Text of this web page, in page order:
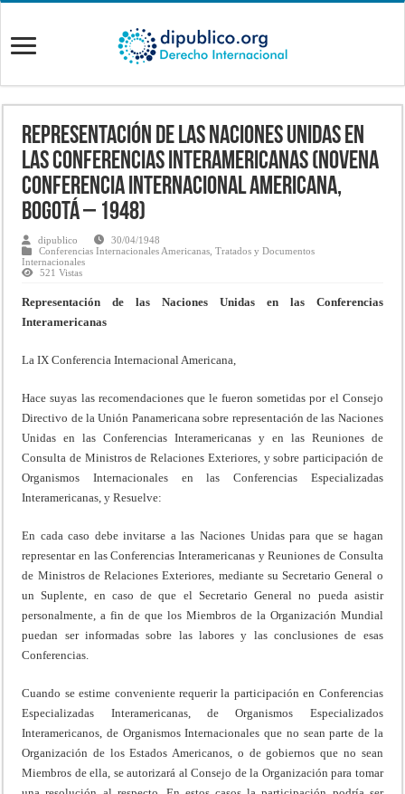
Representación de las Naciones Unidas en
las Conferencias Interamericanas (Novena
Conferencia Internacional Americana,
Bogotá – 1948)
dipublico
30/04/1948
Conferencias Internacionales Americanas ,Tratados y Documentos
Internacionales
521 Vistas
Representación de las Naciones Unidas en las Conferencias
Interamericanas
La IX Conferencia Internacional Americana,
Hace suyas las recomendaciones que le fueron sometidas por el Consejo
Directivo de la Unión Panamericana sobre representación de las Naciones
Unidas en las Conferencias Interamericanas y en las Reuniones de
Consulta de Ministros de Relaciones Exteriores, y sobre participación de
Organismos Internacionales en las Conferencias Especializadas
Interamericanas, y Resuelve:
En cada caso debe invitarse a las Naciones Unidas para que se hagan
representar en las Conferencias Interamericanas y Reuniones de Consulta
de Ministros de Relaciones Exteriores, mediante su Secretario General o
un Suplente, en caso de que el Secretario General no pueda asistir
personalmente, a fin de que los Miembros de la Organización Mundial
puedan ser informadas sobre las labores y las conclusiones de esas
Conferencias.
Cuando se estime conveniente requerir la participación en Conferencias
Especializadas Interamericanas, de Organismos Especializados
Interamericanos, de Organismos Internacionales que no sean parte de la
Organización de los Estados Americanos, o de gobiernos que no sean
Miembros de ella, se autorizará al Consejo de la Organización para tomar